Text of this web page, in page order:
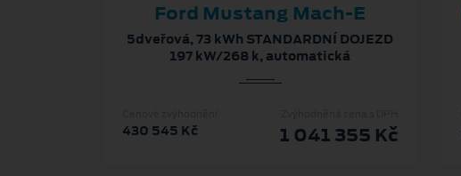
Ford Mustang Mach-E
5dveřová, 73 kWh STANDARDNÍ DOJEZD
197 kW/268 k, automatická
1 041 355 Kč
430 545 Kč